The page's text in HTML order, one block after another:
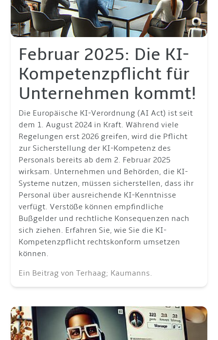
Februar 2025: Die KI-
Kompetenzpflicht für
Unternehmen kommt!
Die Europäische KI-Verordnung (AI Act) ist seit
dem 1. August 2024 in Kraft. Während viele
Regelungen erst 2026 greifen, wird die Pflicht
zur Sicherstellung der KI-Kompetenz des
Personals bereits ab dem 2. Februar 2025
wirksam. Unternehmen und Behörden, die KI-
Systeme nutzen, müssen sicherstellen, dass ihr
Personal über ausreichende KI-Kenntnisse
verfügt. Verstöße können empfindliche
Bußgelder und rechtliche Konsequenzen nach
sich ziehen. Erfahren Sie, wie Sie die KI-
Kompetenzpflicht rechtskonform umsetzen
können.
Ein Beitrag von Terhaag; Kaumanns.